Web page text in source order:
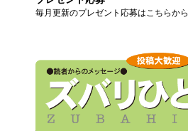
毎月更新のプレゼント応募はこちらから